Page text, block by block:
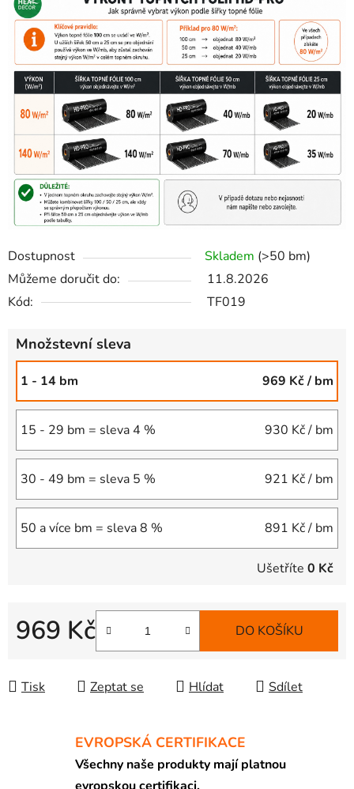
Dostupnost Skladem (>50 bm)
Můžeme doručit do:
11.8.2026
Kód:
TF019
Množstevní sleva
1 - 14 bm 969 Kč/ bm
15 - 29 bm = sleva 4 % 930 Kč/ bm
30 - 49 bm = sleva 5 % 921 Kč/ bm
50 a více bm = sleva 8 % 891 Kč/ bm
Ušetříte 0 Kč
969 Kč DO KOŠÍKU
Tisk Zeptat se Hlídat Sdílet
EVROPSKÁ CERTIFIKACE
Všechny naše produkty mají platnou